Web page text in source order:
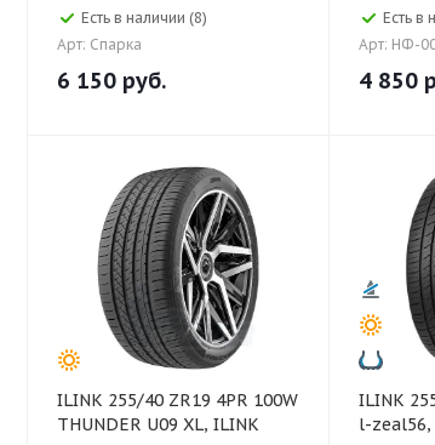
Есть в наличии (8)
Арт: Спарка
6 150 руб.
Есть в
Арт: НФ-
4 850
ILINK 255/40 ZR19 4PR 100W
THUNDER U09 XL, ILINK
ILINK 255/50 R18 4PR 106V
l-zeal56,